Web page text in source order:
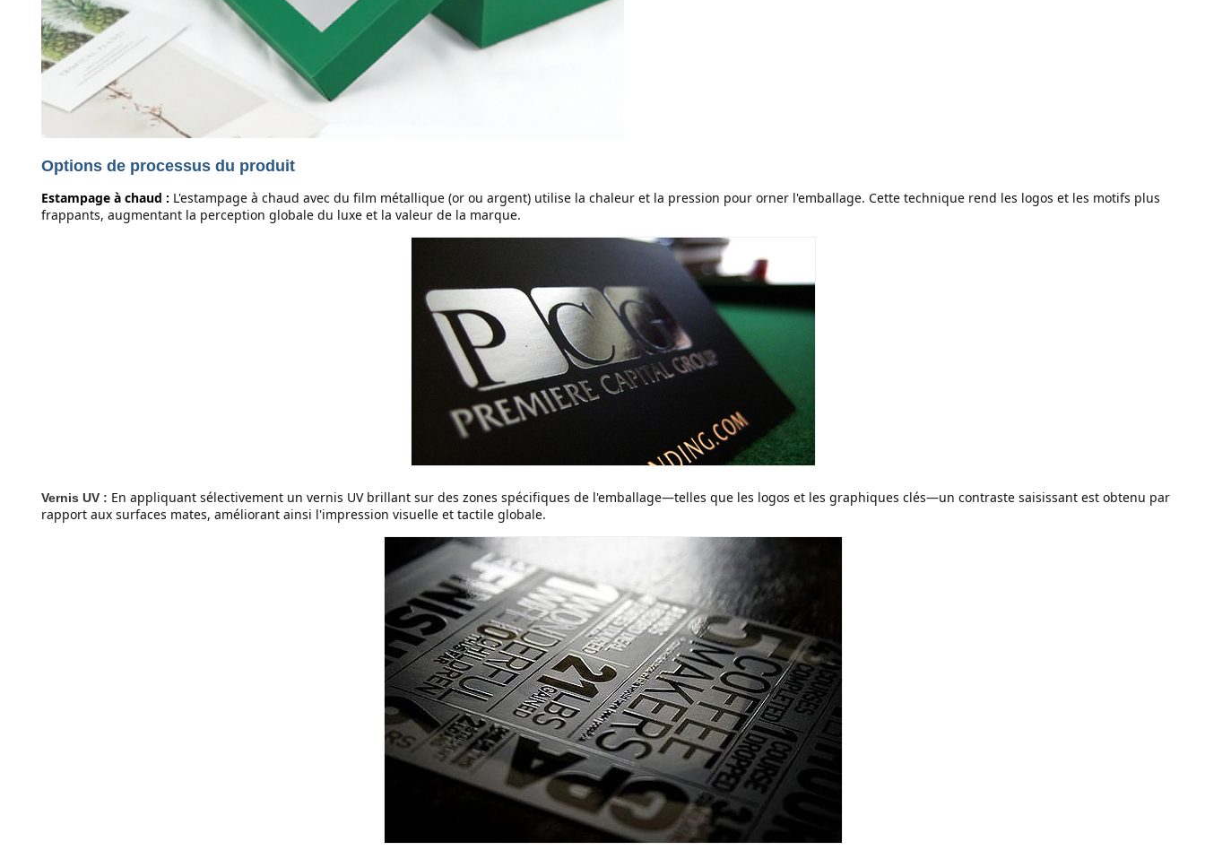
Options de processus du produit
Estampage à chaud : L'estampage à chaud avec du film métallique (or ou argent) utilise la chaleur et la pression pour orner l'emballage. Cette technique rend les logos et les motifs plus
frappants, augmentant la perception globale du luxe et la valeur de la marque.
Vernis UV : En appliquant sélectivement un vernis UV brillant sur des zones spécifiques de l'emballage—telles que les logos et les graphiques clés—un contraste saisissant est obtenu par
rapport aux surfaces mates, améliorant ainsi l'impression visuelle et tactile globale.